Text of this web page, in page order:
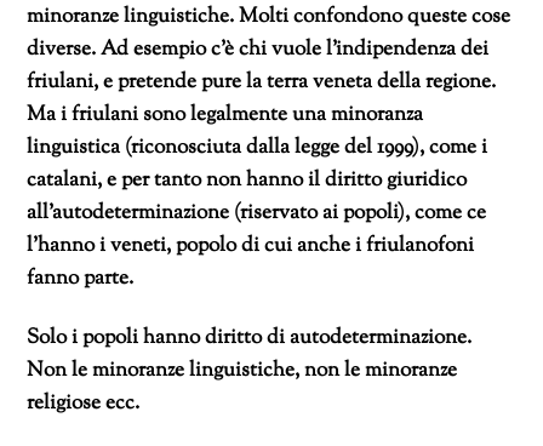
minoranze linguistiche. Molti confondono queste cose
diverse. Ad esempio c’è chi vuole l’indipendenza dei
friulani, e pretende pure la terra veneta della regione.
Ma i friulani sono legalmente una minoranza
linguistica (riconosciuta dalla legge del 1999), come i
catalani, e per tanto non hanno il diritto giuridico
all’autodeterminazione (riservato ai popoli), come ce
l’hanno i veneti, popolo di cui anche i friulanofoni
fanno parte.
Solo i popoli hanno diritto di autodeterminazione.
Non le minoranze linguistiche, non le minoranze
religiose ecc.